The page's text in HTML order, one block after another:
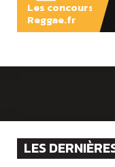
Les concours
Reggae.fr
LES